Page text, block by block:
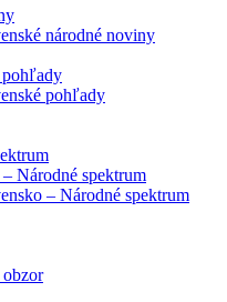
národné noviny
pohľady
pohľady
Národné spektrum
– Národné spektrum